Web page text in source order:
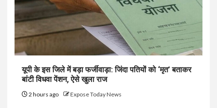
यूपी के इस जिले में बड़ा फर्जीवाड़ा: जिंदा पतियों को ‘मृत’ बताकर
बांटी विधवा पेंशन, ऐसे खुला राज
2 hours ago Expose Today News